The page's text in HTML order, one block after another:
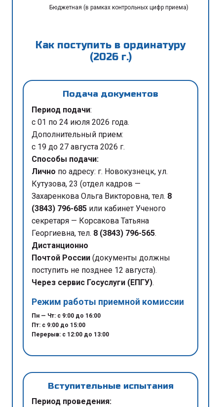
Бюджетная (в рамках контрольных цифр приема)
Как поступить в ординатуру
(2026 г.)
Подача документов
Период подачи:
с 01 по 24 июля 2026 года.
Дополнительный прием:
с 19 до 27 августа 2026 г.
Способы подачи:
Лично по адресу: г. Новокузнецк, ул.
Кутузова, 23 (отдел кадров —
Захаренкова Ольга Викторовна, тел. 8
(3843) 796-685 или кабинет Ученого
секретаря — Корсакова Татьяна
Георгиевна, тел. 8 (3843) 796-565.
Дистанционно
Почтой России (документы должны
поступить не позднее 12 августа).
Через сервис Госуслуги (ЕПГУ).
Режим работы приемной комиссии
Пн — Чт: с 9:00 до 16:00
Пт: с 9:00 до 15:00
Перерыв: с 12:00 до 13:00
Вступительные испытания
Период проведения: